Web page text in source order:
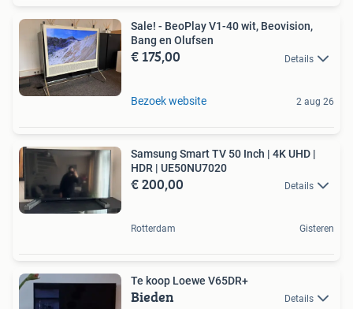
Sale! - BeoPlay V1-40 wit, Beovision,
Bang en Olufsen
€ 175,00 Details
Bezoek website 2 aug 26
Samsung Smart TV 50 Inch | 4K UHD |
HDR | UE50NU7020
€ 200,00 Details
Rotterdam Gisteren
Te koop Loewe V65DR+
Bieden Details